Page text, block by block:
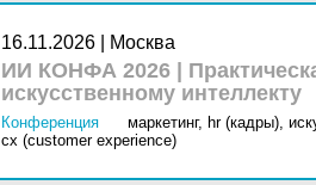
16.11.2026 | Москва
ИИ КОНФА 2026 |
искусственному интеллекту
Конференция маркетинг, hr (кадры),
cx (customer experience)